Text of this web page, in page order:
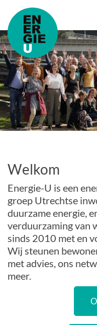
Welkom
Energie-U is een
groep Utrechtse
duurzame energie,
verduurzaming van
sinds 2010 met en
Wij steunen
met advies, ons
meer.